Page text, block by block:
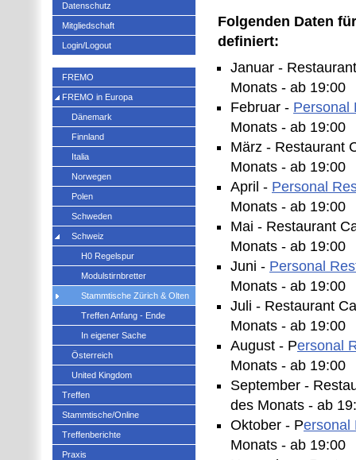
Folgenden Daten
definiert:
Januar -
Monats - ab 19:00
Februar - Personal
Monats - ab 19:00
März - Restaurant
Monats - ab 19:00
April - Personal
Monats - ab 19:00
Mai - Restaurant
Monats - ab 19:00
Juni - Personal
Monats - ab 19:00
Juli - Restaurant
Monats - ab 19:00
August - Personal
Monats - ab 19:00
September -
des Monats - ab
Oktober - Personal
Monats - ab 19:00
Datenschutz
Mitgliedschaft
Login/Logout
FREMO
FREMO in Europa
Dänemark
Finnland
Italia
Norwegen
Polen
Schweden
Schweiz
H0 Regelspur
Modulstirnbretter
Stammtische Zürich & Olten
Treffen Anfang - Ende
In eigener Sache
Österreich
United Kingdom
Treffen
Stammtische/Online
Treffenberichte
Praxis